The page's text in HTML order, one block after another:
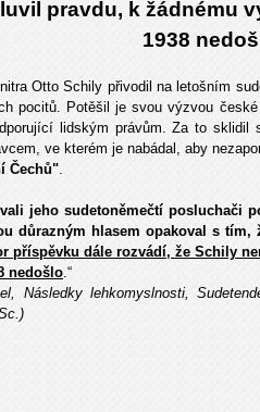
pravdu, k žádnému
1938
Otto Schily přivodil na letošním
pocitů. Potěšil je svou výzvou
lidským právům. Za to
ve kterém je na­bádal, aby
Če­chů".
jeho sudetoněmečtí posluchači
důrazným hlasem opakoval s
příspěvku dále rozvádí, že Schily
nedošlo.“
Následky lehkomyslnosti,